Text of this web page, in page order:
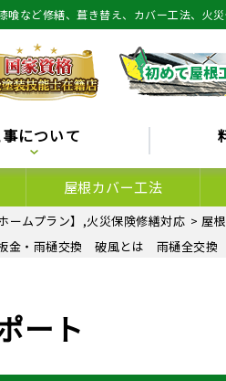
など修繕、葺き替え、カバー工法、火
について
屋根カバー工法
ームプラン】,火災保険修繕対応 > 屋
・雨樋交換 破風とは 雨樋全交換
ート